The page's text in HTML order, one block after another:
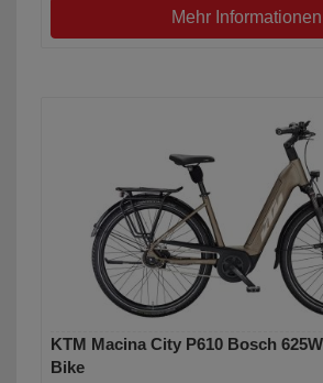
Mehr Informationen
KTM Macina City P610 Bosch
Bike